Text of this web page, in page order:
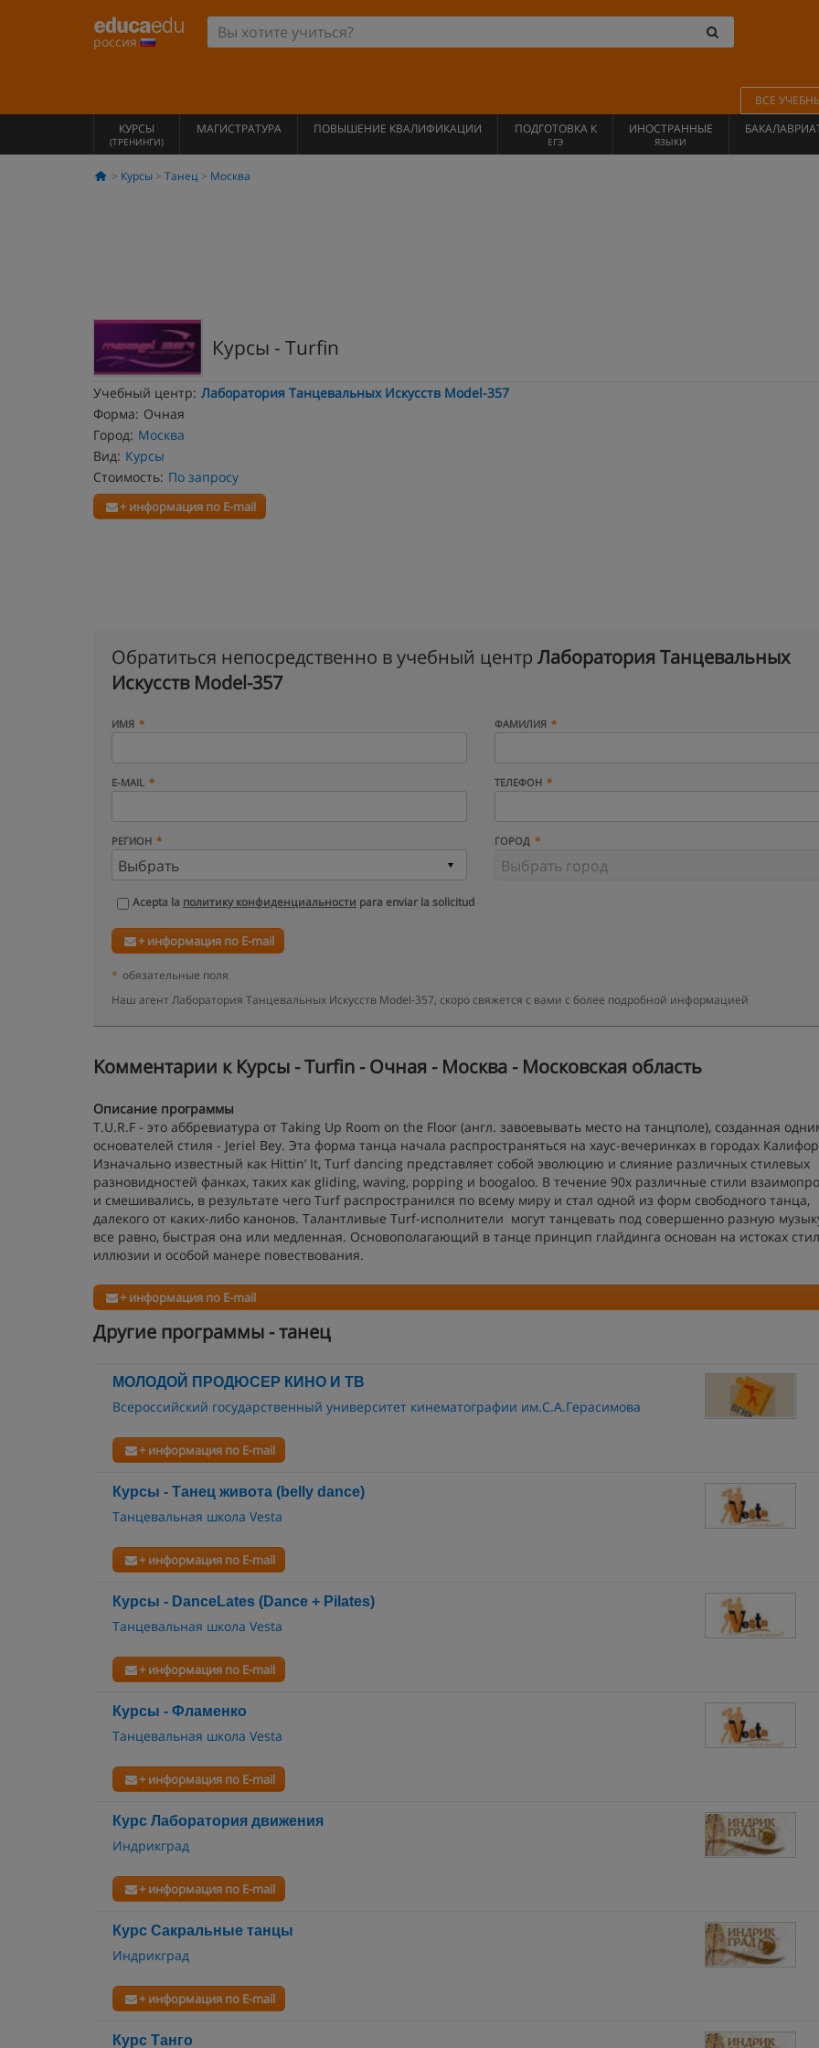
россия
ВСЕ
КУРСЫ
(ТРЕНИНГИ)
МАГИСТРАТУРА ПОВЫШЕНИЕ КВАЛИФИКАЦИИ ПОДГОТОВКА К
ЕГЭ
ИНОСТРАННЫЕ
ЯЗЫКИ
Курсы Танец Москва
Курсы - Turfin
Учебный центр: Лаборатория Танцевальных Искусств Model-357
Форма: Очная
Город: Москва
Вид: Курсы
Стоимость: По запросу
+ информация по E-mail
Обратиться непосредственно в учебный центр Лаборатория Танцевальных
Искусств Model-357
ИМЯ ФАМИЛИЯ
E-MAIL ТЕЛЕФОН
РЕГИОН ГОРОД
Acepta la политику конфиденциальности para enviar la solicitud
+ информация по E-mail
* обязательные поля
Наш агент Лаборатория Танцевальных Искусств Model-357, скоро свяжется с вами с более подробной информацией
Kомментарии к Курсы - Turfin - Очная - Москва - Московская область
Описание программы
T.U.R.F - это аббревиатура от Taking Up Room on the Floor (англ. завоевывать место на танцполе), созданная
основателей стиля - Jeriel Bey. Эта форма танца начала распространяться на хаус-вечеринках в городах
Изначально известный как Hittin’ It, Turf dancing представляет собой эволюцию и слияние различных стилевых
разновидностей фанках, таких как gliding, waving, popping и boogaloo. В течение 90х различные стили
и смешивались, в результате чего Turf распространился по всему миру и стал одной из форм свободного танца,
далекого от каких-либо канонов. Талантливые Turf-исполнители могут танцевать под совершенно разную
все равно, быстрая она или медленная. Основополагающий в танце принцип глайдинга основан на истоках
иллюзии и особой манере повествования.
+ информация по E-mail
Другие программы - танец
МОЛОДОЙ ПРОДЮСЕР КИНО И ТВ
Всероссийский государственный университет кинематографии им.С.А.Герасимова
+ информация по E-mail
Курсы - Танец живота (belly dance)
Танцевальная школа Vesta
+ информация по E-mail
Курсы - DanceLates (Dance + Pilates)
Танцевальная школа Vesta
+ информация по E-mail
Курсы - Фламенко
Танцевальная школа Vesta
+ информация по E-mail
Курс Лаборатория движения
Индрикград
+ информация по E-mail
Курс Сакральные танцы
Индрикград
+ информация по E-mail
Курс Танго